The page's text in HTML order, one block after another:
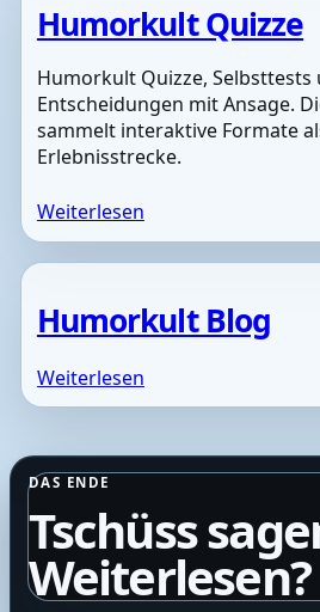
Humorkult Quizze
Humorkult Quizze, Selbsttests
Entscheidungen mit Ansage.
sammelt interaktive Formate
Erlebnisstrecke.
Weiterlesen
Humorkult Blog
Weiterlesen
DAS ENDE
Tschüss
Weiterlesen?